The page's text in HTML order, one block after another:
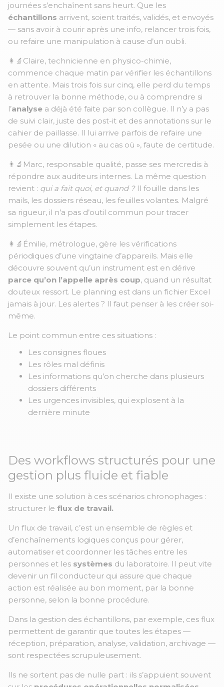
journées s’enchaînent sans heurt. Que les
échantillons arrivent, soient traités, validés, et envoyés
— sans avoir à courir après une info, relancer trois fois,
ou refaire une manipulation à cause d’un oubli.
👩‍🔬Claire, technicienne en physico-chimie,
commence chaque matin par vérifier les échantillons
en attente. Mais trois fois sur cinq, elle perd du temps
à retrouver la bonne méthode, ou à comprendre si
l’analyse a déjà été faite par son collègue. Il n’y a pas
de suivi clair, juste des post-it et des annotations sur le
cahier de paillasse. Il lui arrive parfois de refaire une
pesée ou une dilution « au cas où », faute de certitude.
👨‍🔬Marc, responsable qualité, passe ses mercredis à
répondre aux auditeurs internes. La même question
revient : qui a fait quoi, et quand ?Il fouille dans les
mails, les dossiers réseau, les feuilles volantes. Malgré
sa rigueur, il n’a pas d’outil commun pour tracer
simplement les étapes.
👩‍🔬 Émilie, métrologue, gère les vérifications
périodiques d’une vingtaine d’appareils. Mais elle
découvre souvent qu’un instrument est en dérive
parce qu’on l’appelle après coup, quand un résultat
douteux ressort. Le planning est dans un fichier Excel
jamais à jour. Les alertes ? Il faut penser à les créer soi-
même.
Le point commun entre ces situations :
Les consignes floues
Les rôles mal définis
Les informations qu’on cherche dans plusieurs
dossiers différents
Les urgences invisibles, qui explosent à la
dernière minute
Des workflows structurés pour une
gestion plus fluide et fiable
Il existe une solution à ces scénarios chronophages :
structurer le flux de travail.
Un flux de travail, c’est un ensemble de règles et
d’enchaînements logiques conçus pour gérer,
automatiser et coordonner les tâches entre les
personnes et les systèmes du laboratoire. Il peut vite
devenir un fil conducteur qui assure que chaque
action est réalisée au bon moment, par la bonne
personne, selon la bonne procédure.
Dans la gestion des échantillons, par exemple, ces flux
permettent de garantir que toutes les étapes —
réception, préparation, analyse, validation, archivage —
sont respectées scrupuleusement.
Ils ne sortent pas de nulle part : ils s’appuient souvent